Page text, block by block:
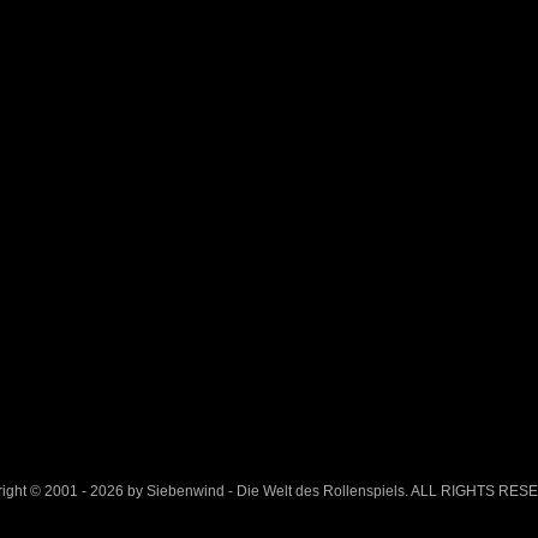
© 2001 - 2026 by Siebenwind - Die Welt des Rollenspiels. ALL RIGHTS